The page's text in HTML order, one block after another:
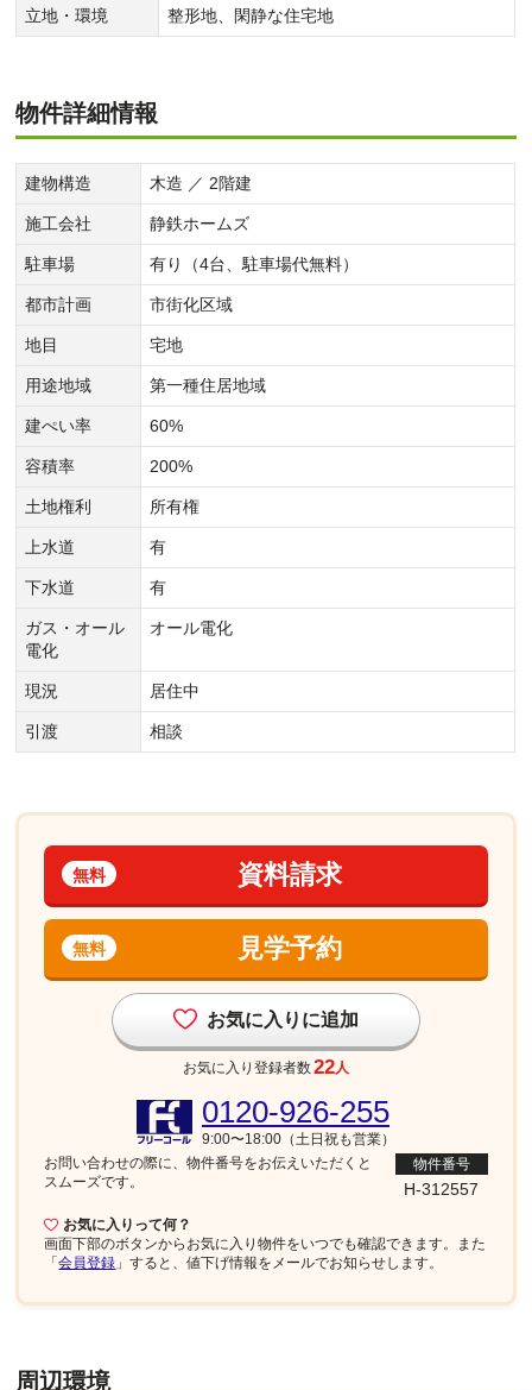
立地・環境 整形地、閑静な住宅地
物件詳細情報
建物構造 木造 ／ 2階建
施工会社 静鉄ホームズ
駐車場 有り（4台、駐車場代無料）
都市計画 市街化区域
地目 宅地
用途地域 第一種住居地域
建ぺい率 60%
容積率 200%
土地権利 所有権
上水道 有
下水道 有
ガス・オール
電化
オール電化
現況 居住中
引渡 相談
資料請求
無料
見学予約
無料
お気に入りに追加
お気に入り登録者数22 人
お気に入りって何？
画面下部のボタンからお気に入り物件をいつでも確認できます。また
「会員登録 」すると、値下げ情報をメールでお知らせします。
0120-926-255
9:00〜18:00（土日祝も営業）
お問い合わせの際に、物件番号をお伝えいただくと
スムーズです。
物件番号
H-312557
周辺環境